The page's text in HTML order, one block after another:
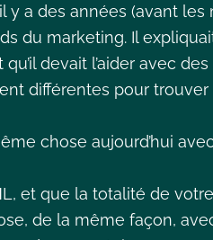
y a des années (avant
du marketing. Il
devait l’aider avec
différentes pour
chose aujourd’hui
et que la totalité de
de la même façon,